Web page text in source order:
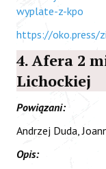
wyplate-z-kpo
https://oko.press/
4. Afera 2
Lichockiej
Powiązani:
Andrzej Duda,
Opis: